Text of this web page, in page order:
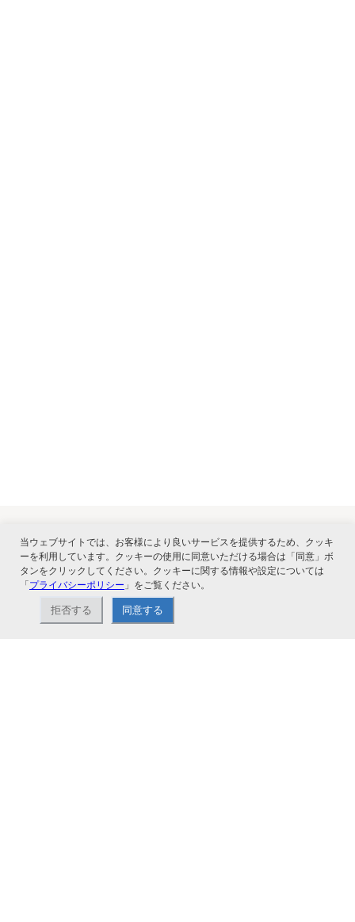
関連サービス
当ウェブサイトでは、お客様により良いサービスを提供するため、クッキ
ーを利用しています。クッキーの使用に同意いただける場合は「同意」ボ
タンをクリックしてください。クッキーに関する情報や設定については
「プライバシーポリシー 」をご覧ください。
拒否する 同意する